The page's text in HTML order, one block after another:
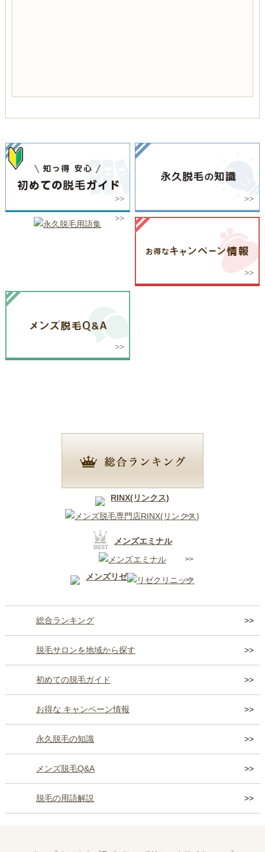
RINX(リンクス)
メンズエミナル
メンズリゼ
総合ランキング
脱毛サロンを地域から探す
初めての脱毛ガイド
お得な キャンペーン情報
永久脱毛の知識
メンズ脱毛Q&A
脱毛の用語解説